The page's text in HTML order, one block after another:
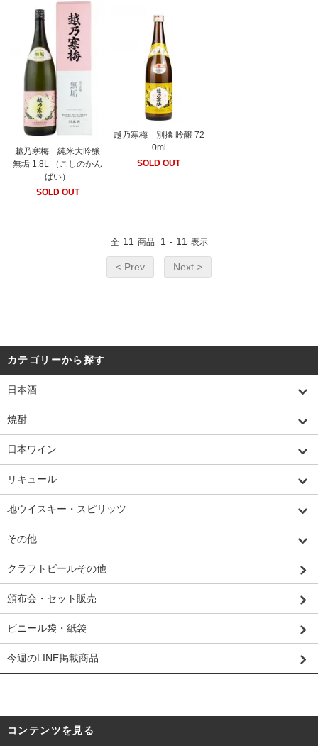
越乃寒梅 純米大吟醸
無垢 1.8L （こしのかん
ばい）
SOLD OUT
越乃寒梅 別撰 吟醸 72
0ml
SOLD OUT
全 11 商品 1 - 11 表示
< Prev Next >
カテゴリーから探す
日本酒
焼酎
日本ワイン
リキュール
地ウイスキー・スピリッツ
その他
クラフトビールその他
頒布会・セット販売
ビニール袋・紙袋
今週のLINE掲載商品
コンテンツを見る